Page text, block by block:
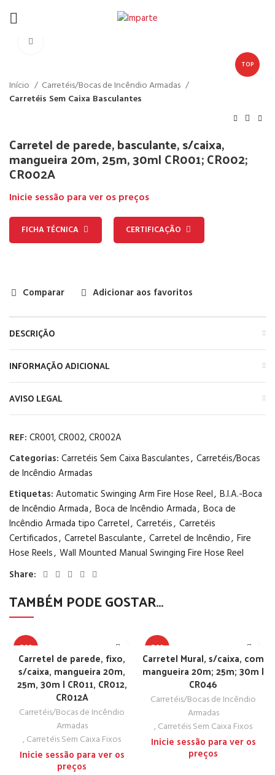
TOP
Início
Carretéis/Bocas de Incêndio Armadas
Carretéis Sem Caixa Basculantes
Carretel de parede, basculante, s/caixa,
mangueira 20m, 25m, 30m| CR001; CR002;
CR002A
Inicie sessão para ver os preços
FICHA TÉCNICA CERTIFICAÇÃO
Comparar Adicionar aos favoritos
DESCRIÇÃO
INFORMAÇÃO ADICIONAL
AVISO LEGAL
REF: CR001, CR002, CR002A
Categorias: Carretéis Sem Caixa Basculantes, Carretéis/Bocas
de Incêndio Armadas
Etiquetas: Automatic Swinging Arm Fire Hose Reel, B.I.A.-Boca
de Incêndio Armada, Boca de Incêndio Armada, Boca de
Incêndio Armada tipo Carretel, Carretéis, Carretéis
Certificados, Carretel Basculante, Carretel de Incêndio, Fire
Hose Reels, Wall Mounted Manual Swinging Fire Hose Reel
Share:
TAMBÉM PODE GOSTAR…
TOP
Carretel de parede, fixo,
s/caixa, mangueira 20m,
25m, 30m | CR011, CR012,
CR012A
Carretéis/Bocas de Incêndio
Armadas
,Carretéis Sem Caixa Fixos
Inicie sessão para ver os
preços
TOP
Carretel Mural, s/caixa, com
mangueira 20m; 25m; 30m |
CR046
Carretéis/Bocas de Incêndio
Armadas
,Carretéis Sem Caixa Fixos
Inicie sessão para ver os
preços